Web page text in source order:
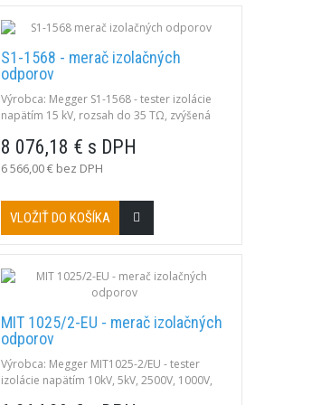
S1-1568 - merač izolačných
odporov
Výrobca: Megger S1-1568 - tester izolácie
napätím 15 kV, rozsah do 35 TΩ, zvýšená
6mA, PI, DAR, DD, USB, Bluetooth, kapacita,
napätie.
8 076,18 € s DPH
6 566,00 € bez DPH
VLOŽIŤ DO KOŠÍKA
MIT 1025/2-EU - merač izolačných
odporov
Výrobca: Megger MIT1025-2/EU - tester
izolácie napätím 10kV, 5kV, 2500V, 1000V,